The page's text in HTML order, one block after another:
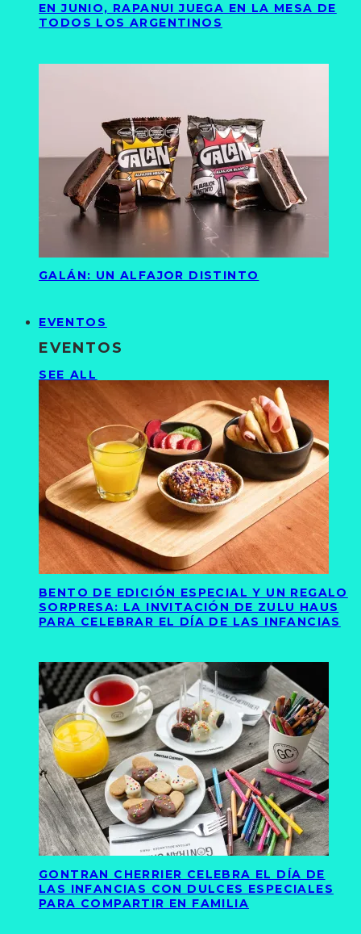
EN JUNIO, RAPANUI JUEGA EN LA MESA DE
TODOS LOS ARGENTINOS
GALÁN: UN ALFAJOR DISTINTO
EVENTOS
EVENTOS
SEE ALL
BENTO DE EDICIÓN ESPECIAL Y UN REGALO
SORPRESA: LA INVITACIÓN DE ZULU HAUS
PARA CELEBRAR EL DÍA DE LAS INFANCIAS
GONTRAN CHERRIER CELEBRA EL DÍA DE
LAS INFANCIAS CON DULCES ESPECIALES
PARA COMPARTIR EN FAMILIA